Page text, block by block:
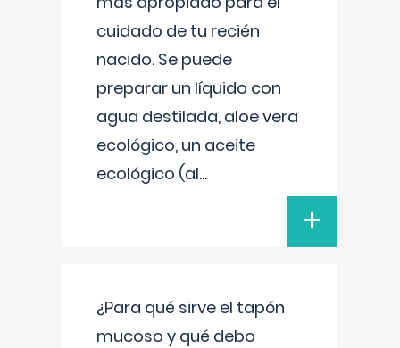
cuidado de tu recién
nacido. Se puede
preparar un líquido con
agua destilada, aloe vera
ecológico, un aceite
ecológico (al...
+
¿Para qué sirve el tapón
mucoso y qué debo